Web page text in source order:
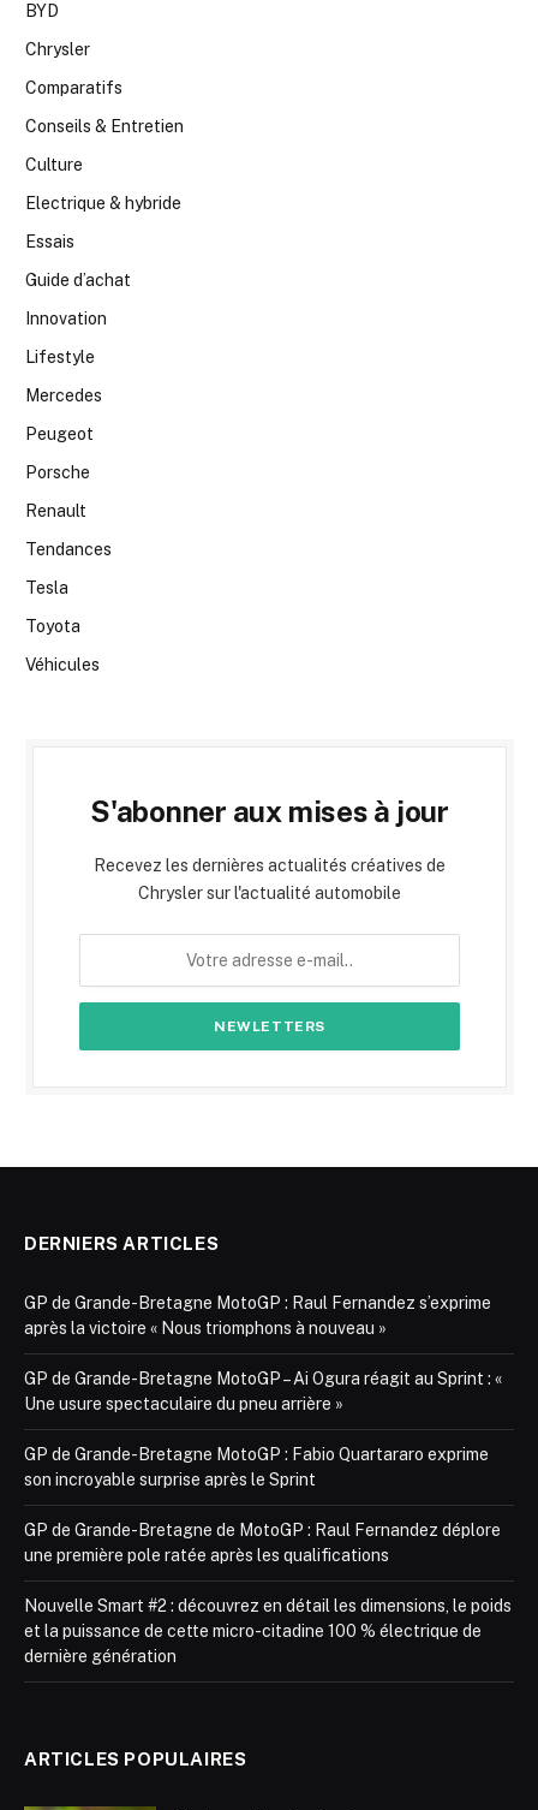
BYD
Chrysler
Comparatifs
Conseils & Entretien
Culture
Electrique & hybride
Essais
Guide d’achat
Innovation
Lifestyle
Mercedes
Peugeot
Porsche
Renault
Tendances
Tesla
Toyota
Véhicules
S'abonner aux mises à jour
Recevez les dernières actualités créatives de
Chrysler sur l'actualité automobile
DERNIERS ARTICLES
GP de Grande-Bretagne MotoGP : Raul Fernandez s’exprime
après la victoire « Nous triomphons à nouveau »
GP de Grande-Bretagne MotoGP – Ai Ogura réagit au Sprint : «
Une usure spectaculaire du pneu arrière »
GP de Grande-Bretagne MotoGP : Fabio Quartararo exprime
son incroyable surprise après le Sprint
GP de Grande-Bretagne de MotoGP : Raul Fernandez déplore
une première pole ratée après les qualifications
Nouvelle Smart #2 : découvrez en détail les dimensions, le poids
et la puissance de cette micro-citadine 100 % électrique de
dernière génération
ARTICLES POPULAIRES